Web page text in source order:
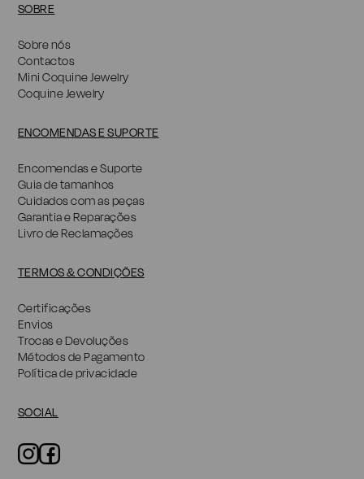
SOBRE
Sobre nós
Contactos
Mini Coquine Jewelry
Coquine Jewelry
ENCOMENDAS E SUPORTE
Encomendas e Suporte
Guia de tamanhos
Cuidados com as peças
Garantia e Reparações
Livro de Reclamações
TERMOS & CONDIÇÕES
Certificações
Envios
Trocas e Devoluções
Métodos de Pagamento
Política de privacidade
SOCIAL